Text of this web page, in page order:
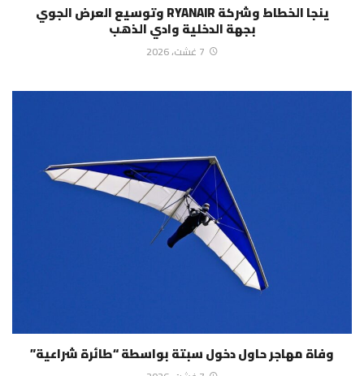
ينجا الخطاط وشركة RYANAIR وتوسيع العرض الجوي
بجهة الدخلية وادي الذهب
7 غشت، 2026
وفاة مهاجر حاول دخول سبتة بواسطة “طائرة شراعية”